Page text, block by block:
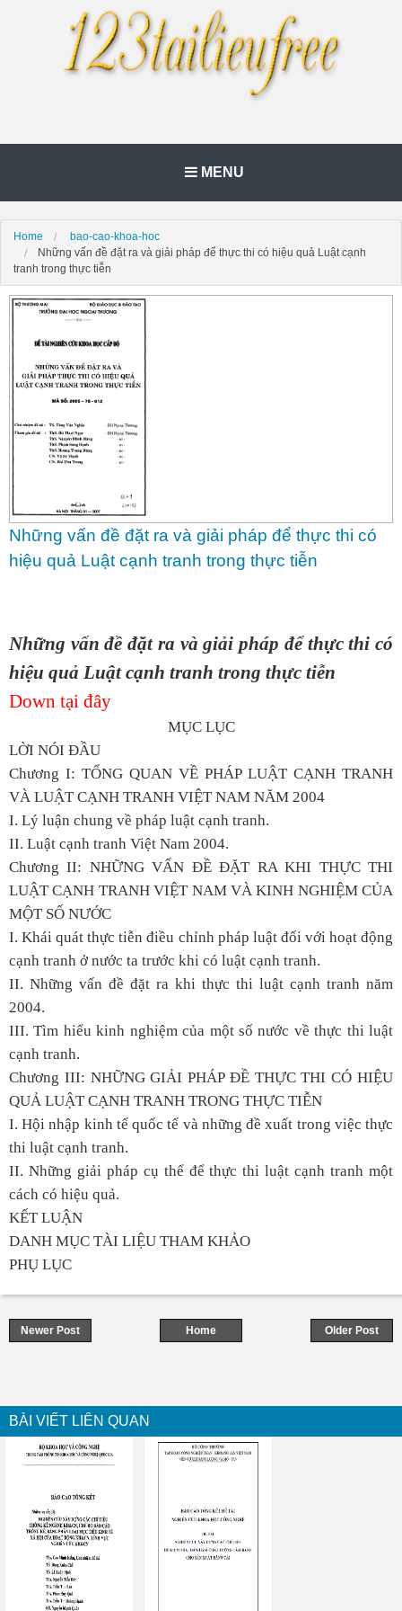
MENU
Home
bao-cao-khoa-hoc
Những vấn đề đặt ra và giải pháp để thực thi có hiệu quả Luật cạnh
tranh trong thực tiễn
Những vấn đề đặt ra và giải pháp để thực thi có
hiệu quả Luật cạnh tranh trong thực tiễn
Những vấn đề đặt ra và giải pháp để thực thi có
hiệu quả Luật cạnh tranh trong thực tiễn
Down tại đây
MỤC LỤC
LỜI NÓI ĐẦU
Chương I: TỔNG QUAN VỀ PHÁP LUẬT CẠNH TRANH
VÀ LUẬT CẠNH TRANH VIỆT NAM NĂM 2004
I. Lý luận chung về pháp luật cạnh tranh.
II. Luật cạnh tranh Việt Nam 2004.
Chương II: NHỮNG VẤN ĐỀ ĐẶT RA KHI THỰC THI
LUẬT CẠNH TRANH VIỆT NAM VÀ KINH NGHIỆM CỦA
MỘT SỐ NƯỚC
I. Khái quát thực tiễn điều chỉnh pháp luật đối với hoạt động
cạnh tranh ở nước ta trước khi có luật cạnh tranh.
II. Những vấn đề đặt ra khi thực thi luật cạnh tranh năm
2004.
III. Tìm hiểu kinh nghiệm của một số nước về thực thi luật
cạnh tranh.
Chương III: NHỮNG GIẢI PHÁP ĐỀ THỰC THI CÓ HIỆU
QUẢ LUẬT CẠNH TRANH TRONG THỰC TIỄN
I. Hội nhập kinh tế quốc tế và những đề xuất trong việc thực
thi luật cạnh tranh.
II. Những giải pháp cụ thể để thực thi luật cạnh tranh một
cách có hiệu quả.
KẾT LUẬN
DANH MỤC TÀI LIỆU THAM KHẢO
PHỤ LỤC
Newer Post Older Post
Home
BÀI VIẾT LIÊN QUAN